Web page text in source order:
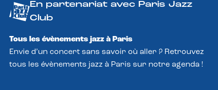
En partenariat avec Paris Jazz
Club
Tous les évènements jazz à Paris
Envie d’un concert sans savoir où aller ? Retrouvez
tous les évènements jazz à Paris sur notre agenda !